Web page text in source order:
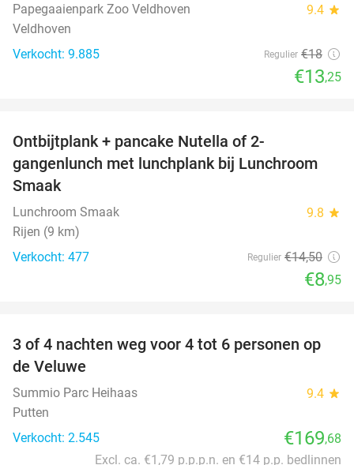
Papegaaienpark Zoo Veldhoven 9.4 star
Veldhoven
Verkocht: 9.885
Regulier €18
€13,25
Ontbijtplank + pancake Nutella of 2-
gangenlunch met lunchplank bij Lunchroom
Smaak
Lunchroom Smaak 9.8 star
Rijen (9 km)
Verkocht: 477
Regulier €14,50
€8,95
3 of 4 nachten weg voor 4 tot 6 personen op
de Veluwe
Summio Parc Heihaas 9.4 star
Putten
Verkocht: 2.545
€169,68
Excl. ca. €1,79 p.p.p.n. en €14 p.p. bedlinnen